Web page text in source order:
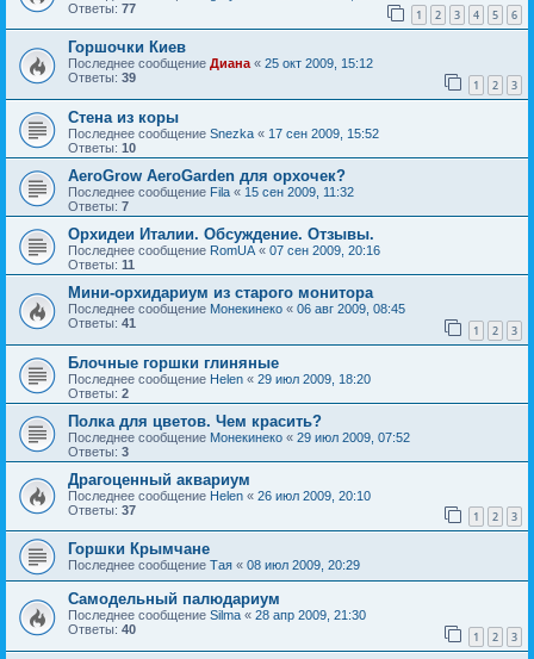
Ответы: 77 1 2 3 4 5 6
Горшочки Киев
Последнее сообщение Диана« 25 окт 2009, 15:12
Ответы: 39 1 2 3
Стена из коры
Последнее сообщение Snezka « 17 сен 2009, 15:52
Ответы: 10
AeroGrow AeroGarden для орхочек?
Последнее сообщение Fila « 15 сен 2009, 11:32
Ответы: 7
Орхидеи Италии. Обсуждение. Отзывы.
Последнее сообщение RomUA « 07 сен 2009, 20:16
Ответы: 11
Мини-орхидариум из старого монитора
Последнее сообщение Монекинеко « 06 авг 2009, 08:45
Ответы: 41 1 2 3
Блочные горшки глиняные
Последнее сообщение Helen « 29 июл 2009, 18:20
Ответы: 2
Полка для цветов. Чем красить?
Последнее сообщение Монекинеко « 29 июл 2009, 07:52
Ответы: 3
Драгоценный аквариум
Последнее сообщение Helen « 26 июл 2009, 20:10
Ответы: 37 1 2 3
Горшки Крымчане
Последнее сообщение Тая « 08 июл 2009, 20:29
Самодельный палюдариум
Последнее сообщение Silma « 28 апр 2009, 21:30
Ответы: 40 1 2 3